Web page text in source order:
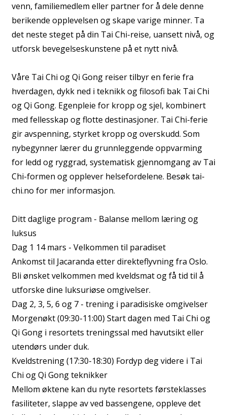
venn, familiemedlem eller partner for å dele denne
berikende opplevelsen og skape varige minner. Ta
det neste steget på din Tai Chi-reise, uansett nivå, og
utforsk bevegelseskunstene på et nytt nivå.
Våre Tai Chi og Qi Gong reiser tilbyr en ferie fra
hverdagen, dykk ned i teknikk og filosofi bak Tai Chi
og Qi Gong. Egenpleie for kropp og sjel, kombinert
med fellesskap og flotte destinasjoner. Tai Chi-ferie
gir avspenning, styrket kropp og overskudd. Som
nybegynner lærer du grunnleggende oppvarming
for ledd og ryggrad, systematisk gjennomgang av Tai
Chi-formen og opplever helsefordelene. Besøk tai-
chi.no for mer informasjon.
Ditt daglige program - Balanse mellom læring og
luksus
Dag 1 14 mars - Velkommen til paradiset
Ankomst til Jacaranda etter direkteflyvning fra Oslo.
Bli ønsket velkommen med kveldsmat og få tid til å
utforske dine luksuriøse omgivelser.
Dag 2, 3, 5, 6 og 7 - trening i paradisiske omgivelser
Morgenøkt (09:30-11:00) Start dagen med Tai Chi og
Qi Gong i resortets treningssal med havutsikt eller
utendørs under duk.
Kveldstrening (17:30-18:30) Fordyp deg videre i Tai
Chi og Qi Gong teknikker
Mellom øktene kan du nyte resortets førsteklasses
fasiliteter, slappe av ved bassengene, oppleve det